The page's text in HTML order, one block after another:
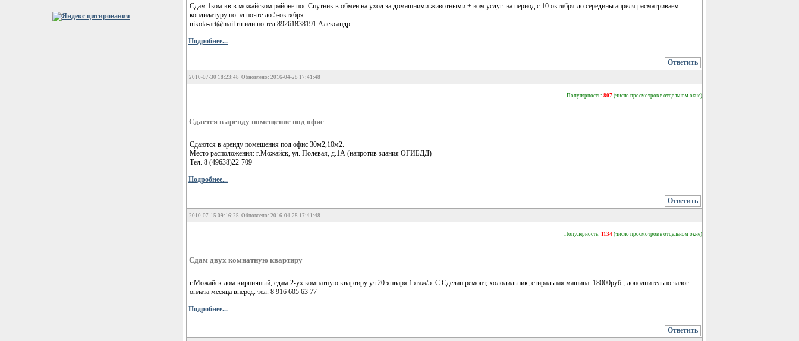
Сдам 1ком.кв в можайском районе пос.Спутник в обмен на уход за домашними животными + ком.услуг. на период с 10 октября до середины апреля расматриваем
кондидатуру по эл.почте до 5-октября
nikola-art@mail.ru или по тел.89261838191 Александр
Подробнее...
Ответить
2010-07-30 18:23:48 Обновлено: 2016-04-28 17:41:48
Популярность: 807 (число просмотров в отдельном окне)
Сдается в аренду помещение под офис
Сдаются в аренду помещения под офис 30м2,10м2.
Место расположения: г.Можайск, ул. Полевая, д.1А (напротив здания ОГИБДД)
Тел. 8 (49638)22-709
Подробнее...
Ответить
2010-07-15 09:16:25 Обновлено: 2016-04-28 17:41:48
Популярность: 1134 (число просмотров в отдельном окне)
Сдам двух комнатную квартиру
г.Можайск дом кирпичный, сдам 2-ух комнатную квартиру ул 20 января 1этаж/5. С Сделан ремонт, холодильник, стиральная машина. 18000руб , дополнительно залог
оплата месяца вперед. тел. 8 916 605 63 77
Подробнее...
Ответить